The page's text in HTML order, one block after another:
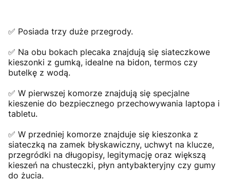
✅ Posiada trzy duże przegrody.
✅ Na obu bokach plecaka znajdują się siateczkowe
kieszonki z gumką, idealne na bidon, termos czy
butelkę z wodą.
✅ W pierwszej komorze znajdują się specjalne
kieszenie do bezpiecznego przechowywania laptopa i
tabletu.
✅ W przedniej komorze znajduje się kieszonka z
siateczką na zamek błyskawiczny, uchwyt na klucze,
przegródki na długopisy, legitymację oraz większą
kieszeń na chusteczki, płyn antybakteryjny czy gumy
do żucia.